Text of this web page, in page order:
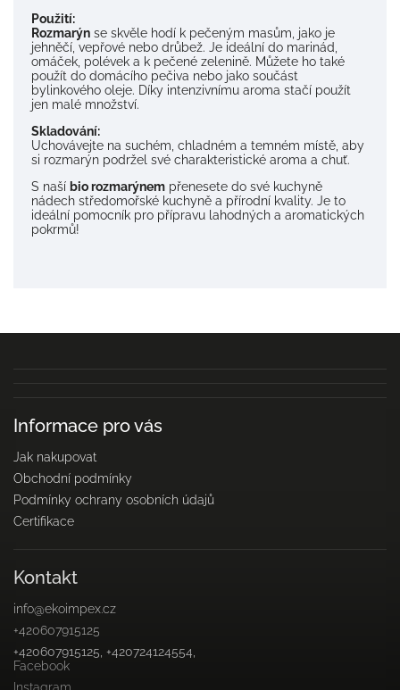
Použití:
Rozmarýn se skvěle hodí k pečeným masům, jako je
jehněčí, vepřové nebo drůbež. Je ideální do marinád,
omáček, polévek a k pečené zelenině. Můžete ho také
použít do domácího pečiva nebo jako součást
bylinkového oleje. Díky intenzivnímu aroma stačí použít
jen malé množství.
Skladování:
Uchovávejte na suchém, chladném a temném místě, aby
si rozmarýn podržel své charakteristické aroma a chuť.
S naší bio rozmarýnem přenesete do své kuchyně
nádech středomořské kuchyně a přírodní kvality. Je to
ideální pomocník pro přípravu lahodných a aromatických
pokrmů!
Informace pro vás
Jak nakupovat
Obchodní podmínky
Podmínky ochrany osobních údajů
Certifikace
Kontakt
info@ekoimpex.cz
+420607915125
+420607915125, +420724124554,
Facebook